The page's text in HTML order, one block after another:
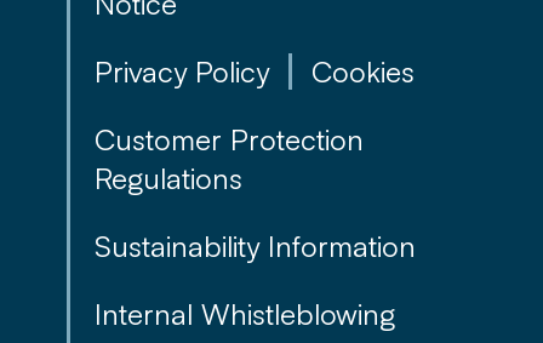
Privacy Policy
Cookies
Customer Protection
Regulations
Sustainability Information
Internal Whistleblowing